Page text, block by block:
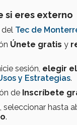
si eres externo
del Tec de
Únete gratis y
sesión, elegir el
y Estrategias.
de Inscríbete
seleccionar hasta
.